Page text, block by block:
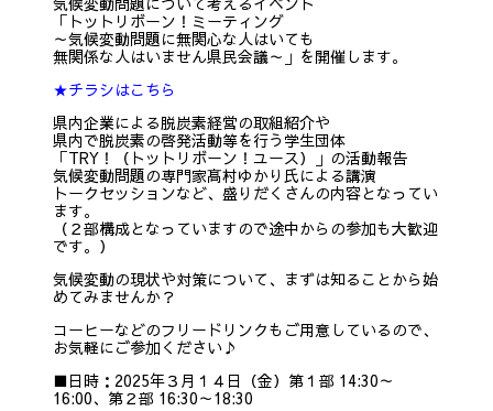
「トットリボーン！ミーティング
～気候変動問題に無関心な人はいても
無関係な人はいません県民会議～」を開催します。
★チラシはこちら
県内企業による脱炭素経営の取組紹介や
県内で脱炭素の啓発活動等を行う学生団体
「TRY！（トットリボーン！ユース）」の活動報告
気候変動問題の専門家髙村ゆかり氏による講演
トークセッションなど、盛りだくさんの内容となってい
ます。
（２部構成となっていますので途中からの参加も大歓迎
です。）
気候変動の現状や対策について、まずは知ることから始
めてみませんか？
コーヒーなどのフリードリンクもご用意しているので、
お気軽にご参加ください♪
■日時：2025年３月１４日（金）第１部 14:30～
16:00、第２部 16:30～18:30